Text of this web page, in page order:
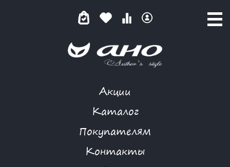
Акции
Каталог
Покупателям
Контакты
ФРАНЦУЗСКИЙ ШАРМ